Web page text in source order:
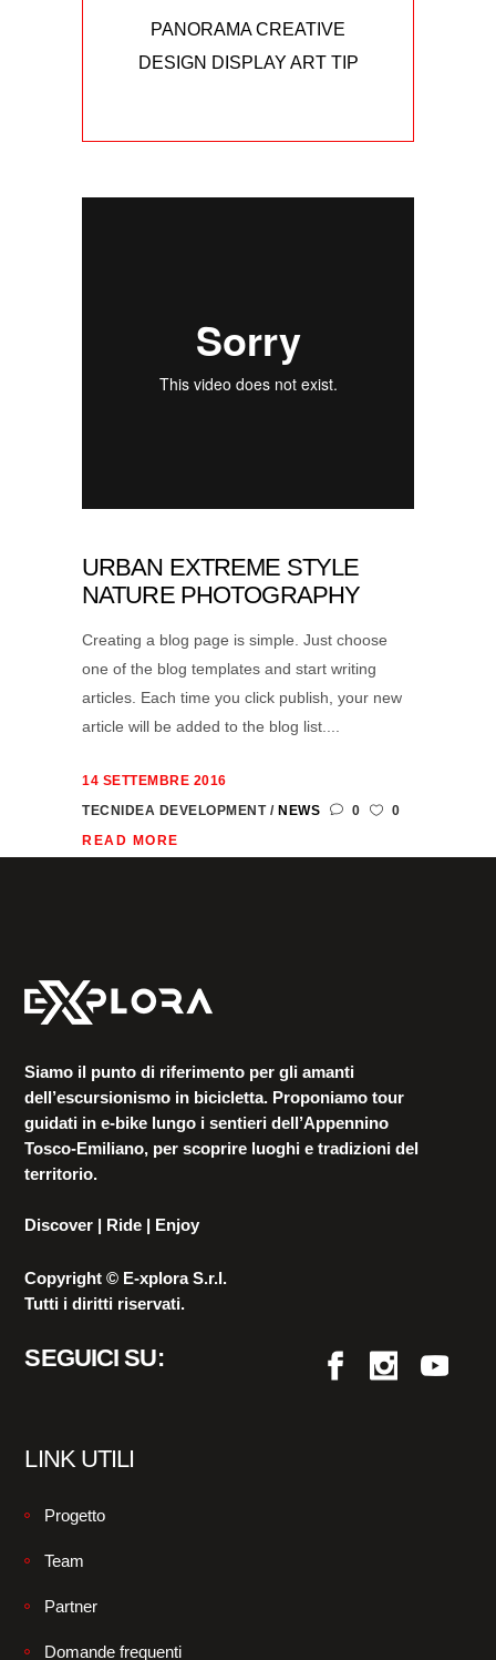
PANORAMA CREATIVE
DESIGN DISPLAY ART TIP
URBAN EXTREME STYLE
NATURE PHOTOGRAPHY
Creating a blog page is simple. Just choose
one of the blog templates and start writing
articles. Each time you click publish, your new
article will be added to the blog list....
14 SETTEMBRE 2016
TECNIDEA DEVELOPMENT
NEWS 0
0
READ MORE
Siamo il punto di riferimento per gli amanti
dell’escursionismo in bicicletta. Proponiamo tour
guidati in e-bike lungo i sentieri dell’Appennino
Tosco-Emiliano, per scoprire luoghi e tradizioni del
territorio.
Discover | Ride | Enjoy
Copyright © E-xplora S.r.l.
Tutti i diritti riservati.
SEGUICI SU:
LINK UTILI
Progetto
Team
Partner
Domande frequenti